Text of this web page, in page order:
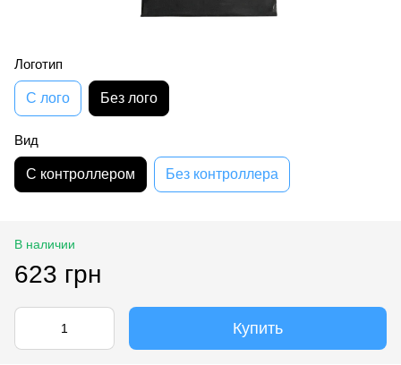
Логотип
С лого Без лого
Вид
С контроллером Без контроллера
В наличии
623 грн
Купить